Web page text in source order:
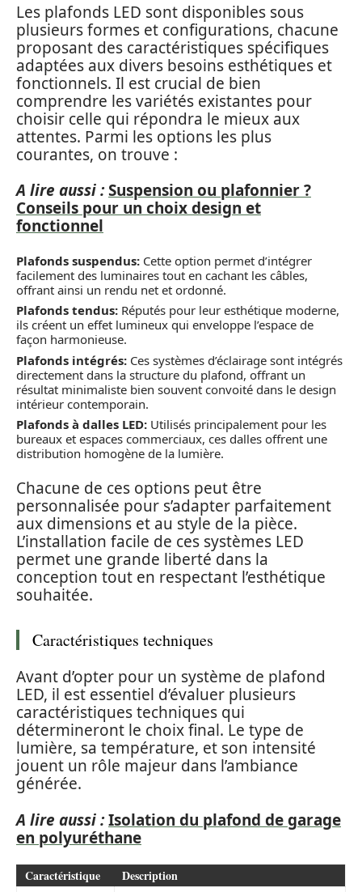
Les plafonds LED sont disponibles sous
plusieurs formes et configurations, chacune
proposant des caractéristiques spécifiques
adaptées aux divers besoins esthétiques et
fonctionnels. Il est crucial de bien
comprendre les variétés existantes pour
choisir celle qui répondra le mieux aux
attentes. Parmi les options les plus
courantes, on trouve :
A lire aussi :Suspension ou plafonnier ?
Conseils pour un choix design et
fonctionnel
Plafonds suspendus: Cette option permet d’intégrer
facilement des luminaires tout en cachant les câbles,
offrant ainsi un rendu net et ordonné.
Plafonds tendus: Réputés pour leur esthétique moderne,
ils créent un effet lumineux qui enveloppe l’espace de
façon harmonieuse.
Plafonds intégrés: Ces systèmes d’éclairage sont intégrés
directement dans la structure du plafond, offrant un
résultat minimaliste bien souvent convoité dans le design
intérieur contemporain.
Plafonds à dalles LED: Utilisés principalement pour les
bureaux et espaces commerciaux, ces dalles offrent une
distribution homogène de la lumière.
Chacune de ces options peut être
personnalisée pour s’adapter parfaitement
aux dimensions et au style de la pièce.
L’installation facile de ces systèmes LED
permet une grande liberté dans la
conception tout en respectant l’esthétique
souhaitée.
Caractéristiques techniques
Avant d’opter pour un système de plafond
LED, il est essentiel d’évaluer plusieurs
caractéristiques techniques qui
détermineront le choix final. Le type de
lumière, sa température, et son intensité
jouent un rôle majeur dans l’ambiance
générée.
A lire aussi :Isolation du plafond de garage
en polyuréthane
Caractéristique Description